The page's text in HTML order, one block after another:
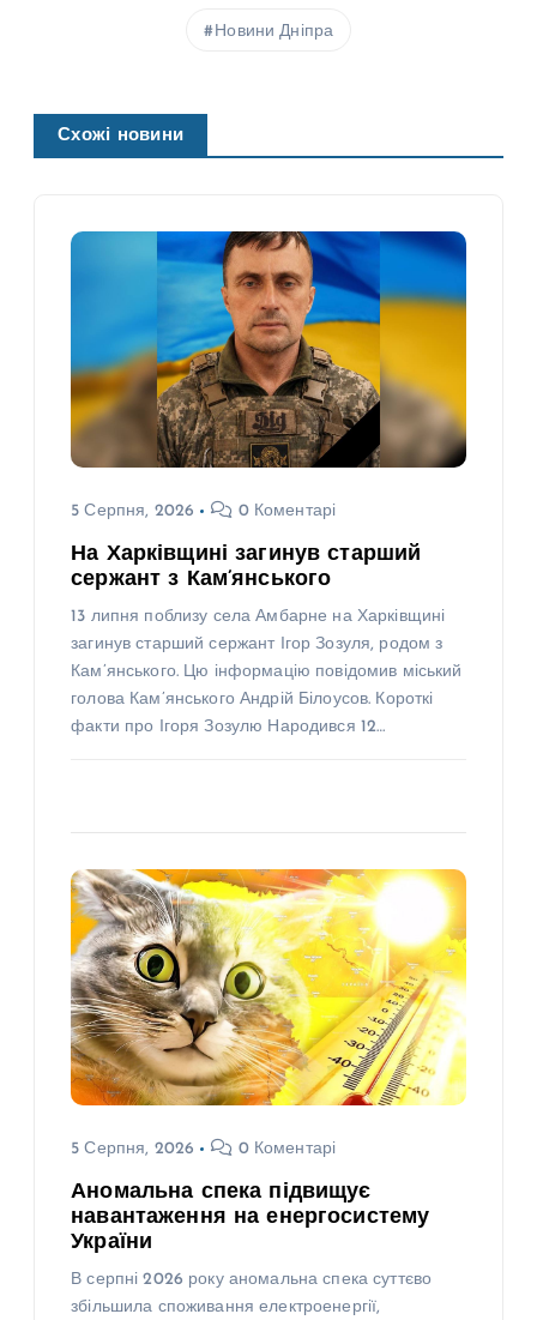
Новини Дніпра
Схожі новини
5 Серпня, 2026 0 Коментарі
На Харківщині загинув старший
сержант з Кам’янського
13 липня поблизу села Амбарне на Харківщині
загинув старший сержант Ігор Зозуля, родом з
Кам’янського. Цю інформацію повідомив міський
голова Кам’янського Андрій Білоусов. Короткі
факти про Ігоря Зозулю Народився 12…
5 Серпня, 2026 0 Коментарі
Аномальна спека підвищує
навантаження на енергосистему
України
В серпні 2026 року аномальна спека суттєво
збільшила споживання електроенергії,